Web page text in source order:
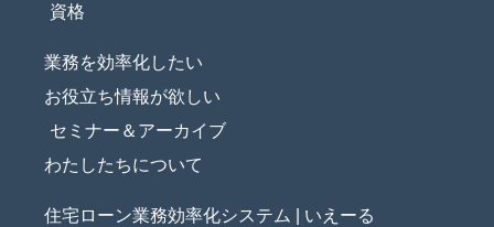
資格
業務を効率化したい
お役立ち情報が欲しい
セミナー＆アーカイブ
わたしたちについて
住宅ローン業務効率化システム | いえーる